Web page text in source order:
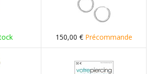
150,00 € Précommande